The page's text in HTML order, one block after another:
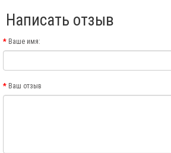
Написать отзыв
Ваше имя:
Ваш отзыв